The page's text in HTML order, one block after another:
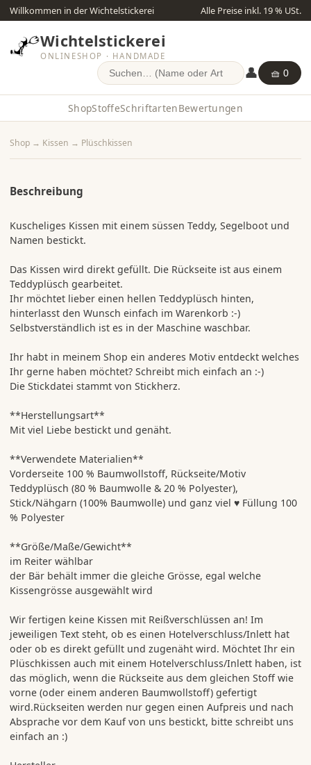
Willkommen in der Wichtelstickerei Alle Preise inkl. 19 % USt.
Wichtelstickerei
ONLINESHOP · HANDMADE
👤 🧺 0
ShopStoffeSchriftartenBewertungen
Shop → Kissen → Plüschkissen
Beschreibung
Kuscheliges Kissen mit einem süssen Teddy, Segelboot und
Namen bestickt.
Das Kissen wird direkt gefüllt. Die Rückseite ist aus einem
Teddyplüsch gearbeitet.
Ihr möchtet lieber einen hellen Teddyplüsch hinten,
hinterlasst den Wunsch einfach im Warenkorb :-)
Selbstverständlich ist es in der Maschine waschbar.
Ihr habt in meinem Shop ein anderes Motiv entdeckt welches
Ihr gerne haben möchtet? Schreibt mich einfach an :-)
Die Stickdatei stammt von Stickherz.
**Herstellungsart**
Mit viel Liebe bestickt und genäht.
**Verwendete Materialien**
Vorderseite 100 % Baumwollstoff, Rückseite/Motiv
Teddyplüsch (80 % Baumwolle & 20 % Polyester),
Stick/Nähgarn (100% Baumwolle) und ganz viel ♥ Füllung 100
% Polyester
**Größe/Maße/Gewicht**
im Reiter wählbar
der Bär behält immer die gleiche Grösse, egal welche
Kissengrösse ausgewählt wird
Wir fertigen keine Kissen mit Reißverschlüssen an! Im
jeweiligen Text steht, ob es einen Hotelverschluss/Inlett hat
oder ob es direkt gefüllt und zugenäht wird. Möchtet Ihr ein
Plüschkissen auch mit einem Hotelverschluss/Inlett haben, ist
das möglich, wenn die Rückseite aus dem gleichen Stoff wie
vorne (oder einem anderen Baumwollstoff) gefertigt
wird.Rückseiten werden nur gegen einen Aufpreis und nach
Absprache vor dem Kauf von uns bestickt, bitte schreibt uns
einfach an :)